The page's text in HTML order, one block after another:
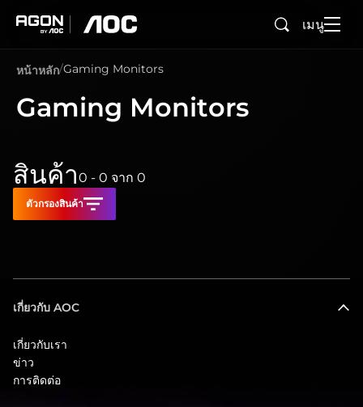
ค้นหาเมนู
หน้าหลัก Gaming Monitors
Gaming Monitors
สินค้า0 - 0 จาก 0
ตัวกรองสินค้า
เกี่ยวกับ AOC
เกี่ยวกับเรา
ข่าว
การติดต่อ